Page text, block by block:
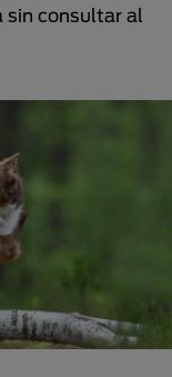
sin consultar al